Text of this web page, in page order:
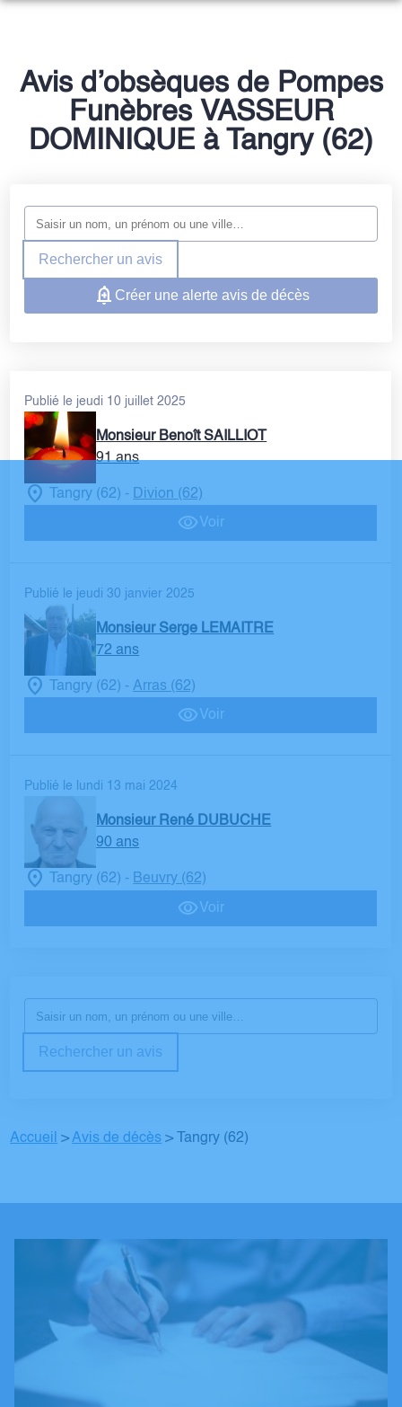
ORGANISER DES OBSÈQUES
PRÉVOIR SES OBSÈQUES
NOTRE AGENCE
ESPACES HOMMAGES
ESPACE FAMILLE
Avis d’obsèques de Pompes
Funèbres VASSEUR
DOMINIQUE à Tangry (62)
Rechercher un avis
Créer une alerte avis de décès
Publié le jeudi 10 juillet 2025
Monsieur Benoît SAILLIOT
91 ans
Tangry (62) - Divion (62)
Voir
Publié le jeudi 30 janvier 2025
Monsieur Serge LEMAITRE
72 ans
Tangry (62) -Arras (62)
Voir
Publié le lundi 13 mai 2024
Monsieur René DUBUCHE
90 ans
Tangry (62) - Beuvry (62)
Voir
Rechercher un avis
Accueil >Avis de décès > Tangry (62)